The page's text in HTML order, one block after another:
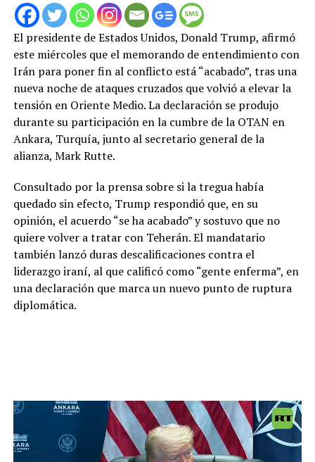
El presidente de Estados Unidos, Donald Trump, afirmó
este miércoles que el memorando de entendimiento con
Irán para poner fin al conflicto está “acabado”, tras una
nueva noche de ataques cruzados que volvió a elevar la
tensión en Oriente Medio. La declaración se produjo
durante su participación en la cumbre de la OTAN en
Ankara, Turquía, junto al secretario general de la
alianza, Mark Rutte.
Consultado por la prensa sobre si la tregua había
quedado sin efecto, Trump respondió que, en su
opinión, el acuerdo “se ha acabado” y sostuvo que no
quiere volver a tratar con Teherán. El mandatario
también lanzó duras descalificaciones contra el
liderazgo iraní, al que calificó como “gente enferma”, en
una declaración que marca un nuevo punto de ruptura
diplomática.